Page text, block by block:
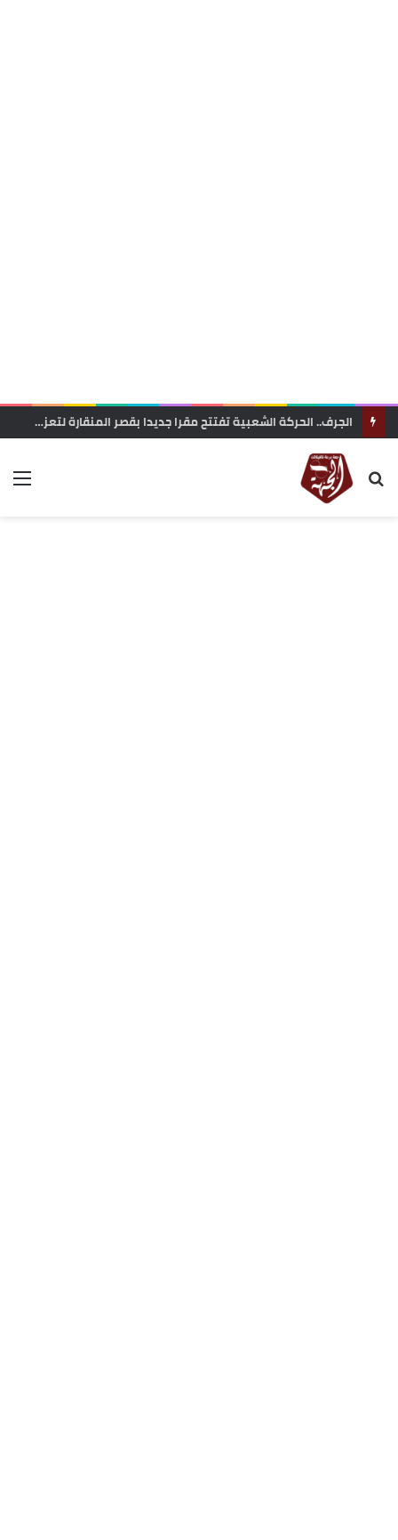
زاكورة: جمعية الفيلم الوثائقي تحتج على إقصاء ملفها من دعم المهرجانات السينمائية